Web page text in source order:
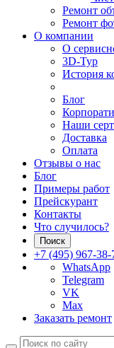
Ремонт
Ремонт
О компании
О
3D-Тур
История
Блог
Наши
Доставка
Оплата
Отзывы о нас
Блог
Примеры работ
Прейскурант
Контакты
Что случилось?
Поиск
+7 (495) 967-38-
WhatsApp
Telegram
VK
Max
Заказать ремонт